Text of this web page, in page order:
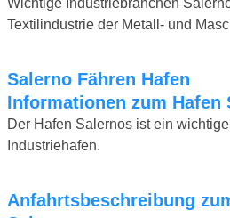
Textilindustrie der Metall- und
Salerno Fähren Hafen
Informationen zum Hafen
Der Hafen Salernos ist ein
Industriehafen.
Anfahrtsbeschreibung zum Hafen von